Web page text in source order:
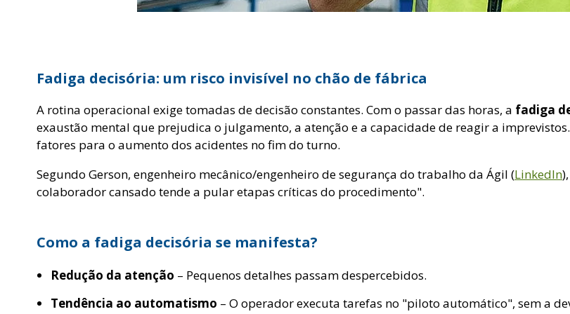
Fadiga decisória: um risco invisível no chão de fábrica
A rotina operacional exige tomadas de decisão constantes. Com o passar das horas, a fadiga
exaustão mental que prejudica o julgamento, a atenção e a capacidade de reagir a
fatores para o aumento dos acidentes no fim do turno.
Segundo Gerson, engenheiro mecânico/engenheiro de segurança do trabalho da Ágil (LinkedIn
colaborador cansado tende a pular etapas críticas do procedimento".
Como a fadiga decisória se manifesta?
Redução da atenção – Pequenos detalhes passam despercebidos.
Tendência ao automatismo – O operador executa tarefas no "piloto automático", sem a